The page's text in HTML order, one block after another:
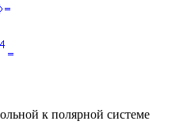
к полярной системе